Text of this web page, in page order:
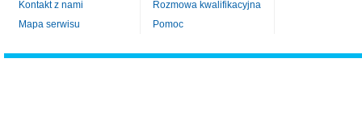
Kontakt z nami
Mapa serwisu
Rozmowa kwalifikacyjna
Pomoc